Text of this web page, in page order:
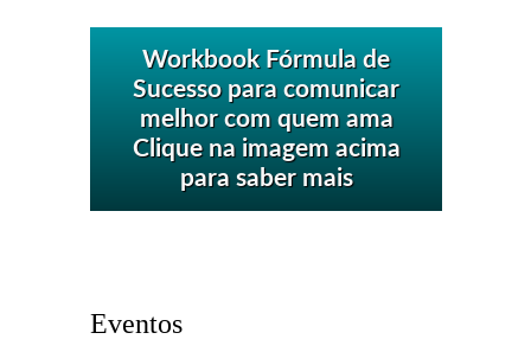
Workbook Fórmula de
Sucesso para comunicar
melhor com quem ama
Clique na imagem acima
para saber mais
Eventos